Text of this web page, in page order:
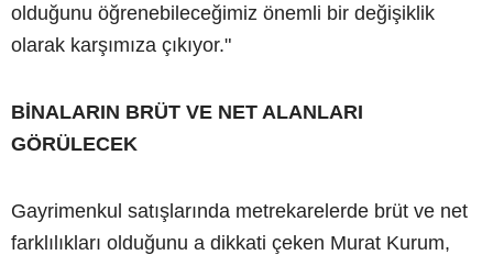
olduğunu öğrenebileceğimiz önemli bir değişiklik
olarak karşımıza çıkıyor."
BİNALARIN BRÜT VE NET ALANLARI
GÖRÜLECEK
Gayrimenkul satışlarında metrekarelerde brüt ve net
farklılıkları olduğunu a dikkati çeken Murat Kurum,